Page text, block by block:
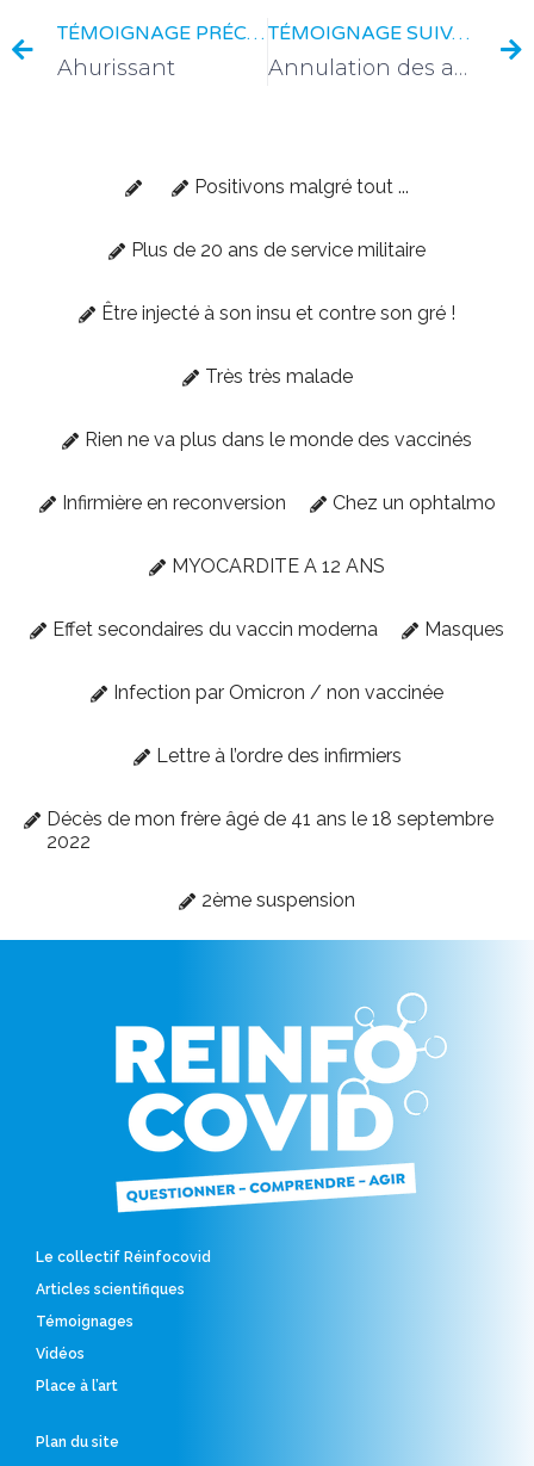
TÉMOIGNAGE PRÉCÉDENT
Ahurissant
TÉMOIGNAGE SUIVANT
Annulation des activités sportives des mineurs
Positivons malgré tout ...
Plus de 20 ans de service militaire
Être injecté à son insu et contre son gré !
Très très malade
Rien ne va plus dans le monde des vaccinés
Infirmière en reconversion Chez un ophtalmo
MYOCARDITE A 12 ANS
Effet secondaires du vaccin moderna Masques
Infection par Omicron / non vaccinée
Lettre à l’ordre des infirmiers
Décès de mon frère âgé de 41 ans le 18 septembre
2022
2ème suspension
Le collectif Réinfocovid
Articles scientifiques
Témoignages
Vidéos
Place à l’art
Plan du site